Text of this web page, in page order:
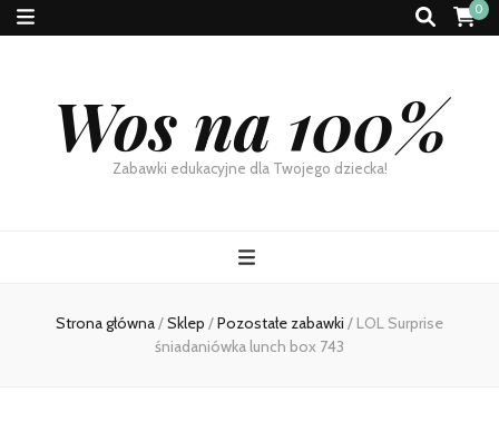
0
Wos na 100%
Zabawki edukacyjne dla Twojego dziecka!
Strona główna/Sklep /Pozostałe zabawki / LOL Surprise
śniadaniówka lunch box 743